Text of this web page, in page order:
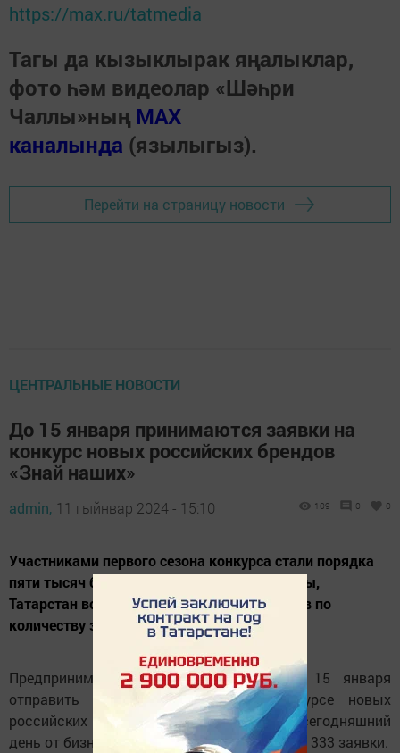
https://max.ru/tatmedia
Тагы да кызыклырак яңалыклар,
фото һәм видеолар «Шәһри
Чаллы»ның MAX
каналында (язылыгыз).
Перейти на страницу новости
ЦЕНТРАЛЬНЫЕ НОВОСТИ
До 15 января принимаются заявки на
конкурс новых российских брендов
«Знай наших»
admin, 11 гыйнвар 2024 - 15:10 109 0 0
Участниками первого сезона конкурса стали порядка
пяти тысяч брендов из всех регионов страны,
Татарстан вошел в десятку лучших регионов по
количеству заявок.
Предприниматели Татарстана могут до 15 января
отправить заявку на участие в конкурсе новых
российских брендов «Знай наших». На сегодняшний
день от бизнесменов республики поступило 333 заявки.